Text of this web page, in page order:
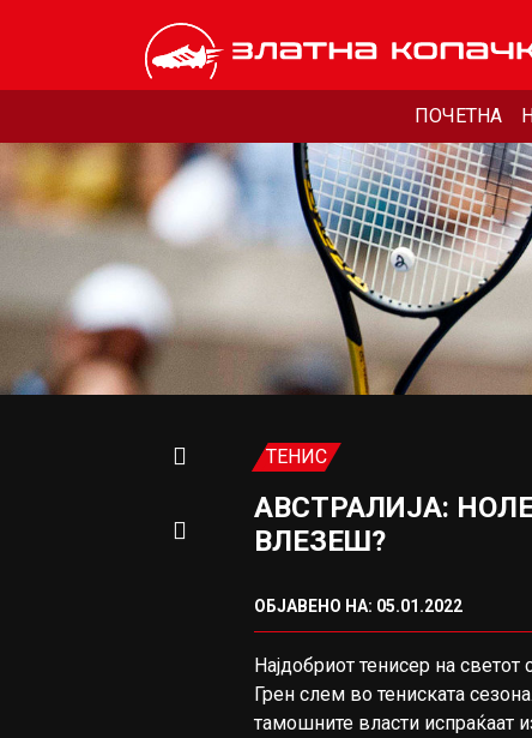
ПОЧЕТНА
ТЕНИС
АВСТРАЛИЈА:
ВЛЕЗЕШ?
ОБЈАВЕНО НА: 05.01.2022
Најдобриот тенисер на
Грен слем во тениската
тамошните власти испраќаат